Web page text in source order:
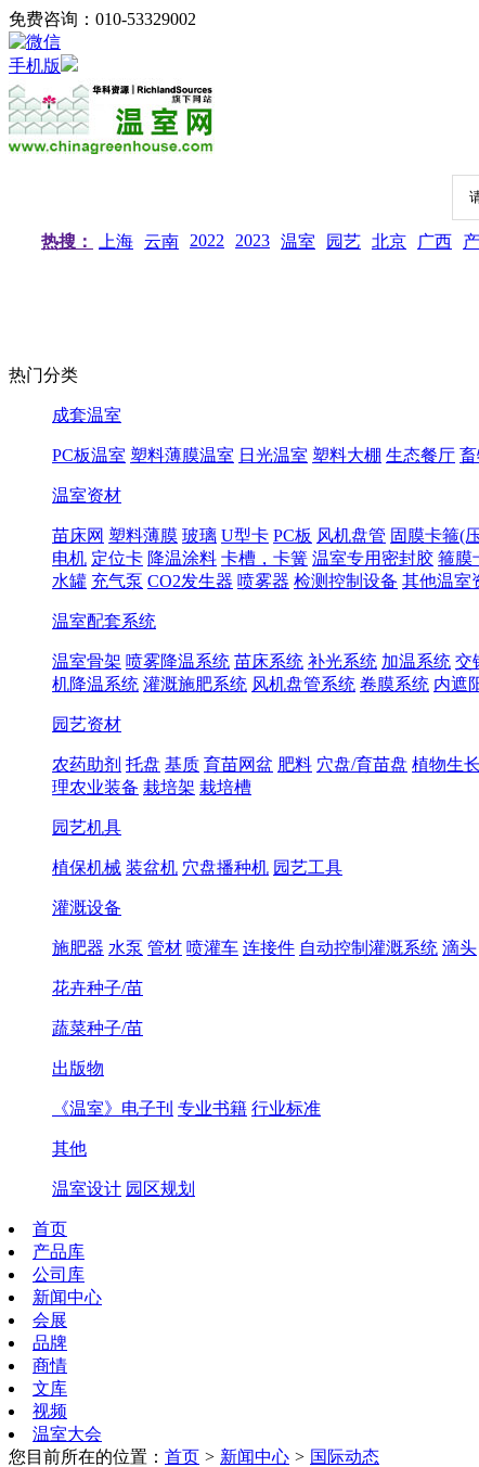
免费咨询：010-53329002
手机版
热搜： 上海 云南 2022 2023 温室 园艺 北京 广西
热门分类
成套温室
PC板温室 塑料薄膜温室 日光温室 塑料大棚 生态餐厅
温室资材
苗床网 塑料薄膜 玻璃 U型卡 PC板 风机盘管 固膜卡箍(
电机 定位卡 降温涂料 卡槽，卡簧 温室专用密封胶 箍膜
水罐 充气泵 CO2发生器 喷雾器 检测控制设备 其他温室
温室配套系统
温室骨架 喷雾降温系统 苗床系统 补光系统 加温系统 交
机降温系统 灌溉施肥系统 风机盘管系统 卷膜系统 内遮
园艺资材
农药助剂 托盘 基质 育苗网盆 肥料 穴盘/育苗盘 植物生
理农业装备 栽培架 栽培槽
园艺机具
植保机械 装盆机 穴盘播种机 园艺工具
灌溉设备
施肥器 水泵 管材 喷灌车 连接件 自动控制灌溉系统 滴头
花卉种子/苗
蔬菜种子/苗
出版物
《温室》电子刊 专业书籍 行业标准
其他
温室设计 园区规划
首页
产品库
公司库
新闻中心
会展
品牌
商情
文库
视频
温室大会
您目前所在的位置： 首页 > 新闻中心 > 国际动态